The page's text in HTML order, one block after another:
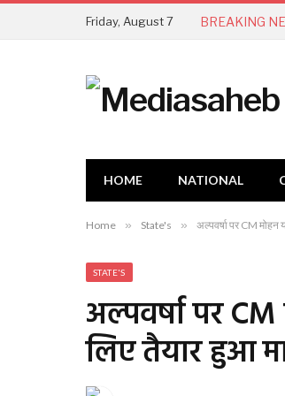
Friday, August 7 BREAKING
HOME NATIONAL
Home » State's » अल्पवर्षा पर CM
STATE'S
अल्पवर्षा पर
लिए तैयार हुआ